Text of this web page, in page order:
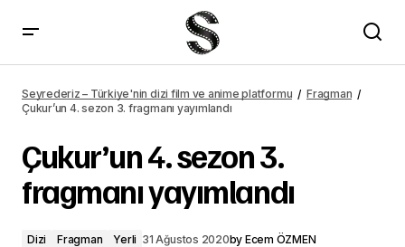
Seyrederiz – Türkiye'nin dizi film ve anime platformu
Fragman
Çukur’un 4. sezon 3. fragmanı yayımlandı
Çukur’un 4. sezon 3.
fragmanı yayımlandı
Dizi Fragman Yerli 31 Ağustos 2020by Ecem ÖZMEN